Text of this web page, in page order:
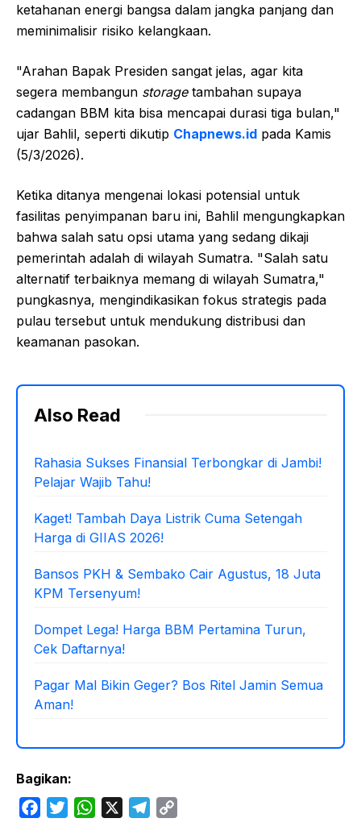
ketahanan energi bangsa dalam jangka panjang dan
meminimalisir risiko kelangkaan.
"Arahan Bapak Presiden sangat jelas, agar kita
segera membangun storagetambahan supaya
cadangan BBM kita bisa mencapai durasi tiga bulan,"
ujar Bahlil, seperti dikutip Chapnews.id pada Kamis
(5/3/2026).
Ketika ditanya mengenai lokasi potensial untuk
fasilitas penyimpanan baru ini, Bahlil mengungkapkan
bahwa salah satu opsi utama yang sedang dikaji
pemerintah adalah di wilayah Sumatra. "Salah satu
alternatif terbaiknya memang di wilayah Sumatra,"
pungkasnya, mengindikasikan fokus strategis pada
pulau tersebut untuk mendukung distribusi dan
keamanan pasokan.
Also Read
Rahasia Sukses Finansial Terbongkar di Jambi!
Pelajar Wajib Tahu!
Kaget! Tambah Daya Listrik Cuma Setengah
Harga di GIIAS 2026!
Bansos PKH & Sembako Cair Agustus, 18 Juta
KPM Tersenyum!
Dompet Lega! Harga BBM Pertamina Turun,
Cek Daftarnya!
Pagar Mal Bikin Geger? Bos Ritel Jamin Semua
Aman!
Bagikan:
W